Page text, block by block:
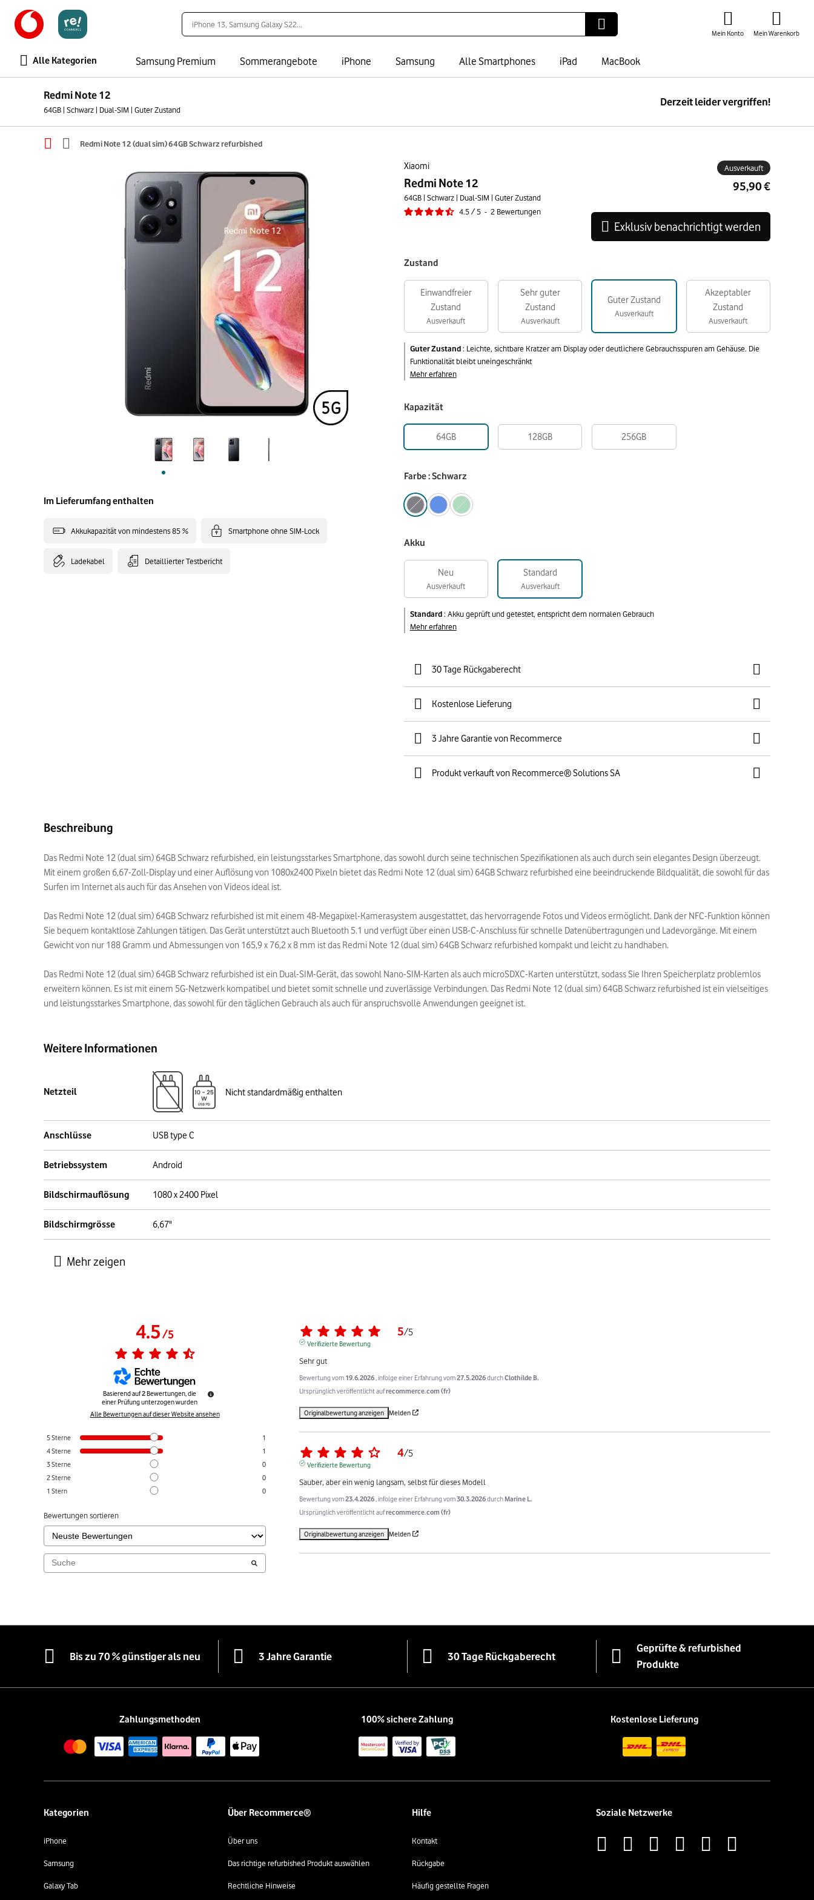
Mein Konto Mein Warenkorb
Alle Kategorien Samsung Premium Sommerangebote iPhone Samsung Alle Smartphones iPad MacBook
Redmi Note 12
64GB | Schwarz | Dual-SIM | Guter Zustand
Derzeit leider vergriffen!
Redmi Note 12 (dual sim) 64GB Schwarz refurbished
Xiaomi
Redmi Note 12
64GB | Schwarz | Dual-SIM | Guter Zustand
4.5 / 5 - 2 Bewertungen
Ausverkauft
Im Lieferumfang enthalten
Akkukapazität von mindestens 85 % Smartphone ohne SIM-Lock
Ladekabel Detaillierter Testbericht
95,90 €
Exklusiv benachrichtigt werden
Zustand
Einwandfreier
Zustand
Ausverkauft
Sehr guter
Zustand
Ausverkauft
Guter Zustand
Ausverkauft
Akzeptabler
Zustand
Ausverkauft
Guter Zustand: Leichte, sichtbare Kratzer am Display oder deutlichere Gebrauchsspuren am Gehäuse. Die
Funktionalität bleibt uneingeschränkt
Mehr erfahren
Kapazität
64GB 128GB 256GB
Farbe : Schwarz
Akku
Neu
Ausverkauft
Standard
Ausverkauft
Standard: Akku geprüft und getestet, entspricht dem normalen Gebrauch
Mehr erfahren
30 Tage Rückgaberecht
Kostenlose Lieferung
3 Jahre Garantie von Recommerce
Produkt verkauft von Recommerce® Solutions SA
Beschreibung
Das Redmi Note 12 (dual sim) 64GB Schwarz refurbished, ein leistungsstarkes Smartphone, das sowohl durch seine technischen Spezifikationen als auch durch sein elegantes Design überzeugt.
Mit einem großen 6,67-Zoll-Display und einer Auflösung von 1080x2400 Pixeln bietet das Redmi Note 12 (dual sim) 64GB Schwarz refurbished eine beeindruckende Bildqualität, die sowohl für das
Surfen im Internet als auch für das Ansehen von Videos ideal ist.
Das Redmi Note 12 (dual sim) 64GB Schwarz refurbished ist mit einem 48-Megapixel-Kamerasystem ausgestattet, das hervorragende Fotos und Videos ermöglicht. Dank der NFC-Funktion können
Sie bequem kontaktlose Zahlungen tätigen. Das Gerät unterstützt auch Bluetooth 5.1 und verfügt über einen USB-C-Anschluss für schnelle Datenübertragungen und Ladevorgänge. Mit einem
Gewicht von nur 188 Gramm und Abmessungen von 165,9 x 76,2 x 8 mm ist das Redmi Note 12 (dual sim) 64GB Schwarz refurbished kompakt und leicht zu handhaben.
Das Redmi Note 12 (dual sim) 64GB Schwarz refurbished ist ein Dual-SIM-Gerät, das sowohl Nano-SIM-Karten als auch microSDXC-Karten unterstützt, sodass Sie Ihren Speicherplatz problemlos
erweitern können. Es ist mit einem 5G-Netzwerk kompatibel und bietet somit schnelle und zuverlässige Verbindungen. Das Redmi Note 12 (dual sim) 64GB Schwarz refurbished ist ein vielseitiges
und leistungsstarkes Smartphone, das sowohl für den täglichen Gebrauch als auch für anspruchsvolle Anwendungen geeignet ist.
Weitere Informationen
Netzteil Nicht standardmäßig enthalten
Anschlüsse USB type C
Betriebssystem Android
Bildschirmauflösung 1080 x 2400 Pixel
Bildschirmgrösse 6,67"
4.5/5
Basierend auf2 Bewertungen, die
einer Prüfung unterzogen wurden
Alle Bewertungen auf dieser Website ansehen
5Sterne
1
4Sterne
1
3Sterne
0
2Sterne
0
1 Stern 0
Bewertungen sortieren
5/5
Verifizierte Bewertung
Sehr gut
Bewertung vom 19.6.2026 , infolge einer Erfahrung vom27.5.2026durchClothilde B.
Ursprünglich veröffentlicht aufrecommerce.com (fr)
Originalbewertung anzeigen Melden
4/5
Verifizierte Bewertung
Sauber, aber ein wenig langsam, selbst für dieses Modell
Bewertung vom23.4.2026 , infolge einer Erfahrung vom30.3.2026durchMarine L.
Ursprünglich veröffentlicht aufrecommerce.com (fr)
Originalbewertung anzeigen Melden
Bis zu 70 % günstiger als neu 3 Jahre Garantie 30 Tage Rückgaberecht
Geprüfte & refurbished
Produkte
Zahlungsmethoden 100% sichere Zahlung Kostenlose Lieferung
Kategorien
iPhone
Samsung
Galaxy Tab
Über Recommerce®
Über uns
Das richtige refurbished Produkt auswählen
Rechtliche Hinweise
Hilfe
Kontakt
Rückgabe
Häufig gestellte Fragen
Soziale Netzwerke